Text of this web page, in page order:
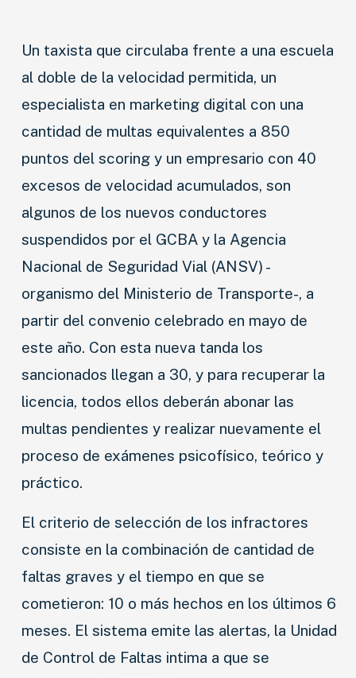
Un taxista que circulaba frente a una escuela
al doble de la velocidad permitida, un
especialista en marketing digital con una
cantidad de multas equivalentes a 850
puntos del scoring y un empresario con 40
excesos de velocidad acumulados, son
algunos de los nuevos conductores
suspendidos por el GCBA y la Agencia
Nacional de Seguridad Vial (ANSV) -
organismo del Ministerio de Transporte-, a
partir del convenio celebrado en mayo de
este año. Con esta nueva tanda los
sancionados llegan a 30, y para recuperar la
licencia, todos ellos deberán abonar las
multas pendientes y realizar nuevamente el
proceso de exámenes psicofísico, teórico y
práctico.
El criterio de selección de los infractores
consiste en la combinación de cantidad de
faltas graves y el tiempo en que se
cometieron: 10 o más hechos en los últimos 6
meses. El sistema emite las alertas, la Unidad
de Control de Faltas intima a que se